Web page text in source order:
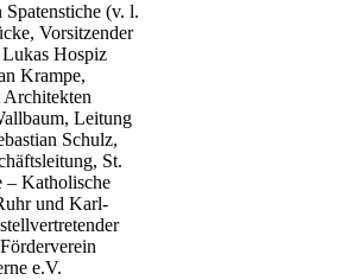
Spatenstiche (v. l.
Vorsitzender
Hospiz
Krampe,
Architekten
Leitung
Schulz,
St.
– Katholische
und Karl-
e.V.